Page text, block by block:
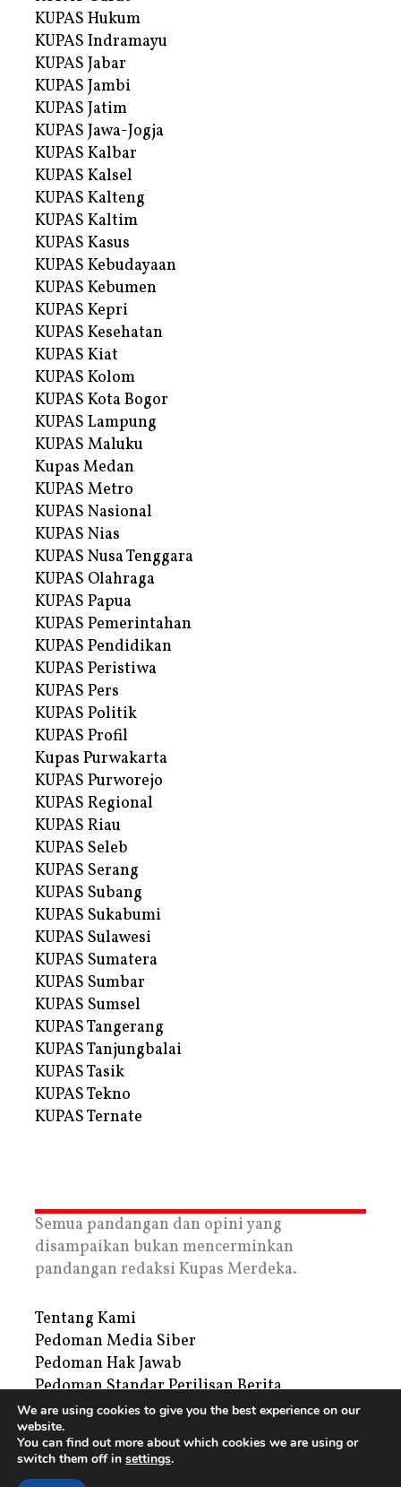
KUPAS Hukum
KUPAS Indramayu
KUPAS Jabar
KUPAS Jambi
KUPAS Jatim
KUPAS Jawa-Jogja
KUPAS Kalbar
KUPAS Kalsel
KUPAS Kalteng
KUPAS Kaltim
KUPAS Kasus
KUPAS Kebudayaan
KUPAS Kebumen
KUPAS Kepri
KUPAS Kesehatan
KUPAS Kiat
KUPAS Kolom
KUPAS Kota Bogor
KUPAS Lampung
KUPAS Maluku
Kupas Medan
KUPAS Metro
KUPAS Nasional
KUPAS Nias
KUPAS Nusa Tenggara
KUPAS Olahraga
KUPAS Papua
KUPAS Pemerintahan
KUPAS Pendidikan
KUPAS Peristiwa
KUPAS Pers
KUPAS Politik
KUPAS Profil
Kupas Purwakarta
KUPAS Purworejo
KUPAS Regional
KUPAS Riau
KUPAS Seleb
KUPAS Serang
KUPAS Subang
KUPAS Sukabumi
KUPAS Sulawesi
KUPAS Sumatera
KUPAS Sumbar
KUPAS Sumsel
KUPAS Tangerang
KUPAS Tanjungbalai
KUPAS Tasik
KUPAS Tekno
KUPAS Ternate
Semua pandangan dan opini yang
disampaikan bukan mencerminkan
pandangan redaksi Kupas Merdeka.
Tentang Kami
Pedoman Media Siber
Pedoman Hak Jawab
Pedoman Standar Perilisan Berita
Privacy Policy
Periklanan
Copyright © 2026 | PT. Tegar Kupas Mediatama
We are using cookies to give you the best experience on our
website.
You can find out more about which cookies we are using or
switch them off in settings.